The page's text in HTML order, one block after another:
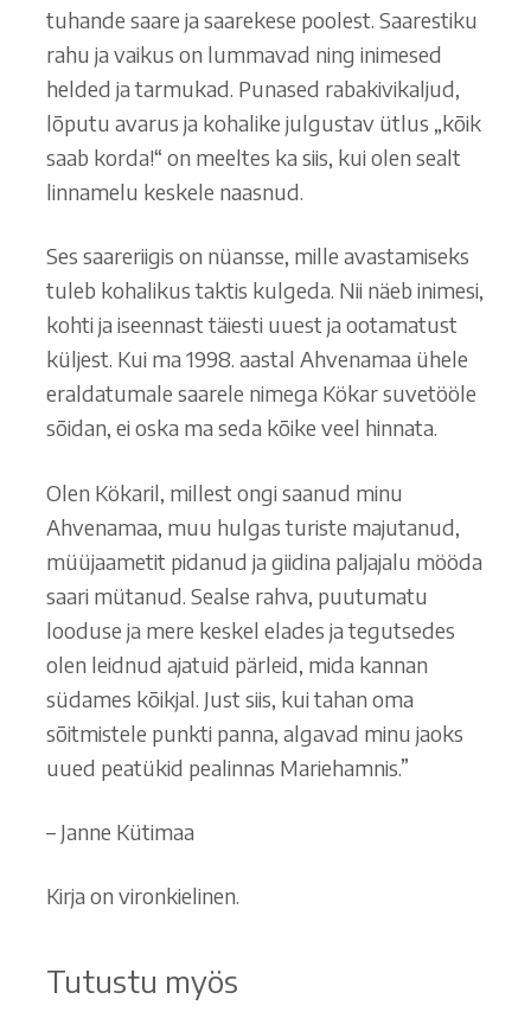
tuhande saare ja saarekese poolest. Saarestiku
rahu ja vaikus on lummavad ning inimesed
helded ja tarmukad. Punased rabakivikaljud,
lõputu avarus ja kohalike julgustav ütlus „kõik
saab korda!“ on meeltes ka siis, kui olen sealt
linnamelu keskele naasnud.
Ses saareriigis on nüansse, mille avastamiseks
tuleb kohalikus taktis kulgeda. Nii näeb inimesi,
kohti ja iseennast täiesti uuest ja ootamatust
küljest. Kui ma 1998. aastal Ahvenamaa ühele
eraldatumale saarele nimega Kökar suvetööle
sõidan, ei oska ma seda kõike veel hinnata.
Olen Kökaril, millest ongi saanud minu
Ahvenamaa, muu hulgas turiste majutanud,
müüjaametit pidanud ja giidina paljajalu mööda
saari mütanud. Sealse rahva, puutumatu
looduse ja mere keskel elades ja tegutsedes
olen leidnud ajatuid pärleid, mida kannan
südames kõikjal. Just siis, kui tahan oma
sõitmistele punkti panna, algavad minu jaoks
uued peatükid pealinnas Mariehamnis.”
– Janne Kütimaa
Kirja on vironkielinen.
Tutustu myös